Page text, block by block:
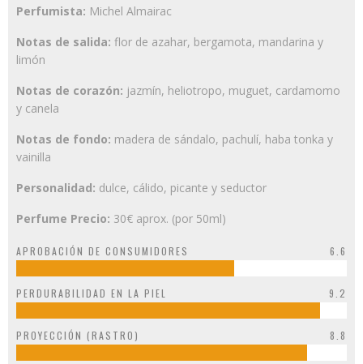
Perfumista: Michel Almairac
Notas de salida: flor de azahar, bergamota, mandarina y
limón
Notas de corazón: jazmín, heliotropo, muguet, cardamomo
y canela
Notas de fondo: madera de sándalo, pachulí, haba tonka y
vainilla
Personalidad: dulce, cálido, picante y seductor
Perfume Precio: 30€ aprox. (por 50ml)
APROBACIÓN DE CONSUMIDORES 6.6
PERDURABILIDAD EN LA PIEL 9.2
PROYECCIÓN (RASTRO) 8.8